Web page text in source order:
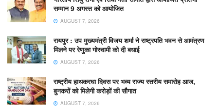
सम्मान 9 अगस्त को आयोजित
AUGUST 7, 2026
रायपुर : उप मुख्यमंत्री विजय शर्मा ने राष्ट्रपति भवन से आमंत्रण
मिलने पर रेणुका गोस्वामी को दी बधाई
AUGUST 7, 2026
राष्ट्रीय हाथकरघा दिवस पर भव्य राज्य स्तरीय समारोह आज,
बुनकरों को मिलेगी करोड़ों की सौगात
AUGUST 7, 2026